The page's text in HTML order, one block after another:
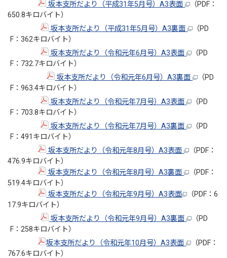
坂本支所だより（平成31年5月号）A3表面
（PDF：
650.8キロバイト）
坂本支所だより（平成31年5月号）A3裏面
（PD
F：362キロバイト）
坂本支所だより（令和元年6月号）A3表面
（PD
F：732.7キロバイト）
坂本支所だより（令和元年6月号）A3裏面
（PD
F：963.4キロバイト）
坂本支所だより（令和元年7月号）A3表面
（PD
F：703.8キロバイト）
坂本支所だより（令和元年7月号）A3裏面
（PD
F：491キロバイト）
坂本支所だより（令和元年8月号）A3表面
（PDF：
476.9キロバイト）
坂本支所だより（令和元年8月号）A3裏面
（PDF：
519.4キロバイト）
坂本支所だより（令和元年9月号）A3表面
（PDF：6
17.9キロバイト）
坂本支所だより（令和元年9月号）A3裏面
（PD
F：258キロバイト）
坂本支所だより（令和元年10月号）A3表面
（PDF：
767.6キロバイト）